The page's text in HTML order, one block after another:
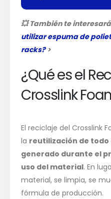
💥También te
utilizar espuma de
racks?>
¿Qué es el
Crosslink
El reciclaje del Crosslink
la reutilización de
generado durante el
uso del material. En
material, se limpia, se
fórmula de producción.